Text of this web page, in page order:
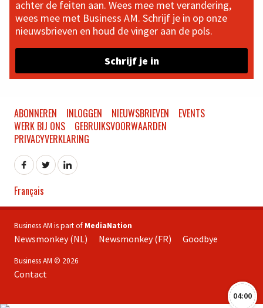
achter de feiten aan. Wees mee met verandering,
wees mee met Business AM. Schrijf je in op onze
nieuwsbrieven en houd de vinger aan de pols.
Schrijf je in
04:00
ABONNEREN INLOGGEN NIEUWSBRIEVEN
EVENTS
WERK BIJ ONS
GEBRUIKSVOORWAARDEN
PRIVACYVERKLARING
Français
Business AM is part of MediaNation
Newsmonkey (NL) Newsmonkey (FR) Goodbye
Business AM © 2026
Contact